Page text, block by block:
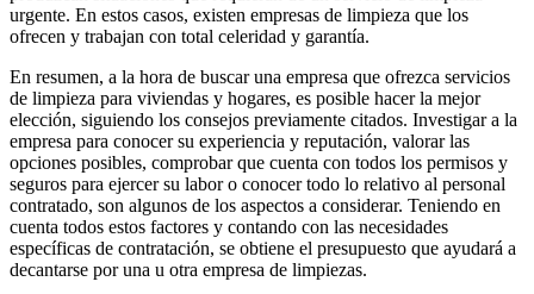
urgente. En estos casos, existen empresas de limpieza que los
ofrecen y trabajan con total celeridad y garantía.
En resumen, a la hora de buscar una empresa que ofrezca servicios
de limpieza para viviendas y hogares, es posible hacer la mejor
elección, siguiendo los consejos previamente citados. Investigar a la
empresa para conocer su experiencia y reputación, valorar las
opciones posibles, comprobar que cuenta con todos los permisos y
seguros para ejercer su labor o conocer todo lo relativo al personal
contratado, son algunos de los aspectos a considerar. Teniendo en
cuenta todos estos factores y contando con las necesidades
específicas de contratación, se obtiene el presupuesto que ayudará a
decantarse por una u otra empresa de limpiezas.